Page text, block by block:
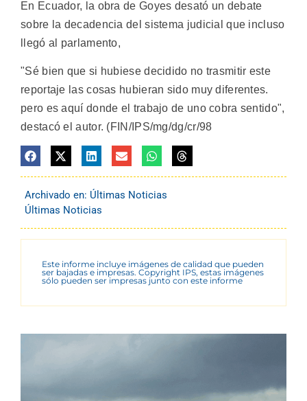
En Ecuador, la obra de Goyes desató un debate
sobre la decadencia del sistema judicial que incluso
llegó al parlamento,
"Sé bien que si hubiese decidido no trasmitir este
reportaje las cosas hubieran sido muy diferentes.
pero es aquí donde el trabajo de uno cobra sentido",
destacó el autor. (FIN/IPS/mg/dg/cr/98
Archivado en: Últimas Noticias
Últimas Noticias
Este informe incluye imágenes de calidad que pueden
ser bajadas e impresas. Copyright IPS, estas imágenes
sólo pueden ser impresas junto con este informe